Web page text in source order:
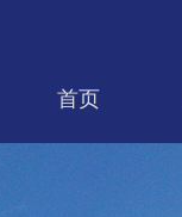
首页
互动交流